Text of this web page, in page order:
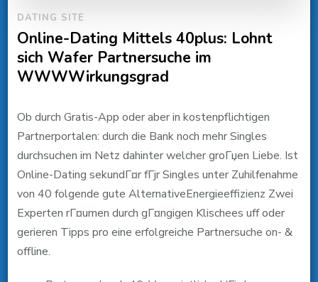
DATING SITE
Online-Dating Mittels 40plus: Lohnt
sich Wafer Partnersuche im
WWWWirkungsgrad
Ob durch Gratis-App oder aber in kostenpflichtigen
Partnerportalen: durch die Bank noch mehr Singles
durchsuchen im Netz dahinter welcher groГџen Liebe. Ist
Online-Dating sekundГ¤r fГјr Singles unter Zuhilfenahme
von 40 folgende gute AlternativeEnergieeffizienz Zwei
Experten rГ¤umen durch gГ¤ngigen Klischees uff oder
gerieren Tipps pro eine erfolgreiche Partnersuche on- &
offline.